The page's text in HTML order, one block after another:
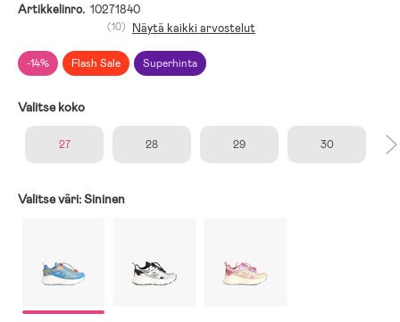
Artikkelinro. 10271840
-14% Flash Sale Superhinta
(10) Näytä kaikki arvostelut
Valitse koko
27 28 29 30
Valitse väri:Sininen